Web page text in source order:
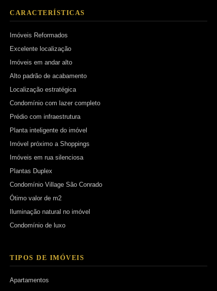
CARACTERÍSTICAS
Imóveis Reformados
Excelente localização
Imóveis em andar alto
Alto padrão de acabamento
Localização estratégica
Condomínio com lazer completo
Prédio com infraestrutura
Planta inteligente do imóvel
Imóvel próximo a Shoppings
Imóveis em rua silenciosa
Plantas Duplex
Condomínio Village São Conrado
Ótimo valor de m2
Iluminação natural no imóvel
Condomínio de luxo
TIPOS DE IMÓVEIS
Apartamentos